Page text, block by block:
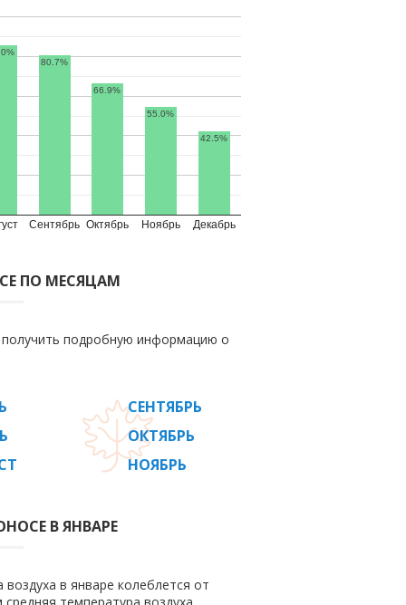
Сентябрь Октябрь Ноябрь Декабрь
80.7%
66.9%
55.0%
42.5%
ПО МЕСЯЦАМ
подробную информацию о
СЕНТЯБРЬ
ОКТЯБРЬ
НОЯБРЬ
В ЯНВАРЕ
в январе колеблется от